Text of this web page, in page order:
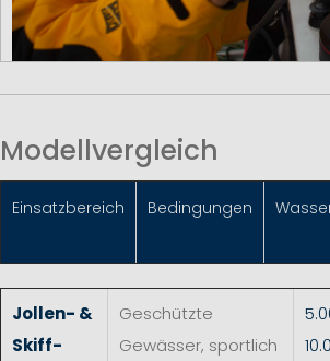
Modellvergleich
Einsatzbereich Bedingungen
Jollen- &
Skiff-
Geschützte
Gewässer, sportlich